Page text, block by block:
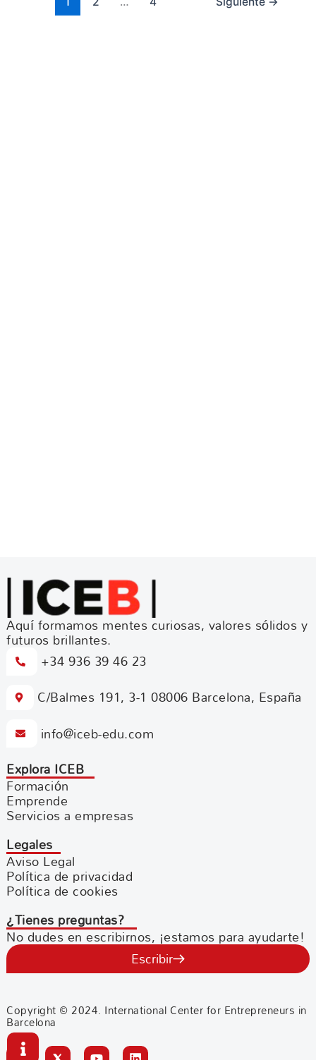
Aquí formamos mentes curiosas, valores sólidos y
futuros brillantes.
+34 936 39 46 23
C/Balmes 191, 3-1 08006 Barcelona, España
info@iceb-edu.com
Explora ICEB
Formación
Emprende
Servicios a empresas
Legales
Aviso Legal
Política de privacidad
Política de cookies
¿Tienes preguntas?
No dudes en escribirnos, ¡estamos para ayudarte!
Escribir
Copyright © 2024. International Center for Entrepreneurs in
Barcelona
F
Y
L